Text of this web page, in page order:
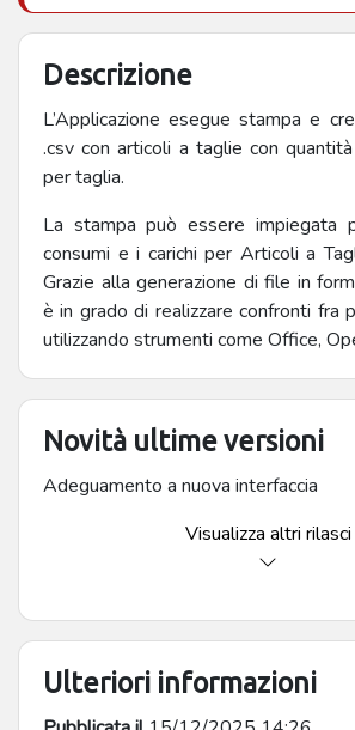
Descrizione
L’Applicazione esegue stampa e
.csv con articoli a taglie con
per taglia.
La stampa può essere impiegata
consumi e i carichi per Articoli a
Grazie alla generazione di file in
è in grado di realizzare confronti fra
utilizzando strumenti come Office,
Novità ultime versioni
Adeguamento a nuova interfaccia
Visualizza altri rilasci
Ulteriori informazioni